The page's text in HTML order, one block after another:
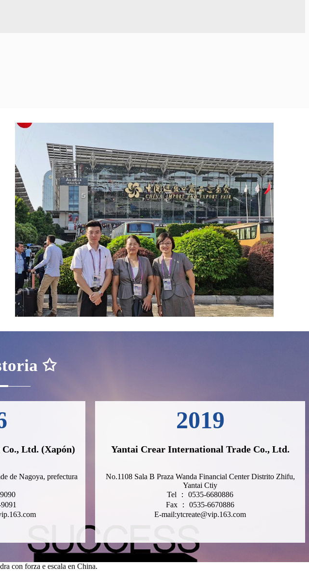
✩
Co., Ltd. (Xapón)
de Nagoya, prefectura
2019
Yantai Crear International Trade Co., Ltd.
No.1108 Sala B Praza Wanda Financial Center Distrito Zhifu,
Yantai Ctiy
Tel ： 0535-6680886
Fax ： 0535-6670886
E-mail:ytcreate@vip.163.com
con forza e escala en China.